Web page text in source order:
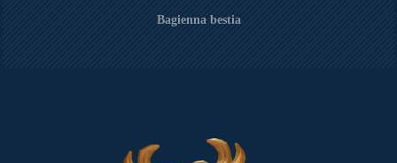
Bagienna bestia